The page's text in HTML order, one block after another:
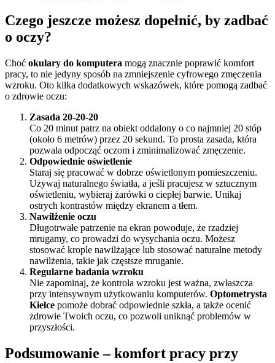
Czego jeszcze możesz dopełnić, by zadbać
o oczy?
Choć okulary do komputera mogą znacznie poprawić komfort
pracy, to nie jedyny sposób na zmniejszenie cyfrowego zmęczenia
wzroku. Oto kilka dodatkowych wskazówek, które pomogą zadbać
o zdrowie oczu:
Zasada 20-20-20
Co 20 minut patrz na obiekt oddalony o co najmniej 20 stóp
(około 6 metrów) przez 20 sekund. To prosta zasada, która
pozwala odpocząć oczom i zminimalizować zmęczenie.
Odpowiednie oświetlenie
Staraj się pracować w dobrze oświetlonym pomieszczeniu.
Używaj naturalnego światła, a jeśli pracujesz w sztucznym
oświetleniu, wybieraj żarówki o ciepłej barwie. Unikaj
ostrych kontrastów między ekranem a tłem.
Nawilżenie oczu
Długotrwałe patrzenie na ekran powoduje, że rzadziej
mrugamy, co prowadzi do wysychania oczu. Możesz
stosować krople nawilżające lub stosować naturalne metody
nawilżenia, takie jak częstsze mruganie.
Regularne badania wzroku
Nie zapominaj, że kontrola wzroku jest ważna, zwłaszcza
przy intensywnym użytkowaniu komputerów. Optometrysta
Kielce pomoże dobrać odpowiednie szkła, a także ocenić
zdrowie Twoich oczu, co pozwoli uniknąć problemów w
przyszłości.
Podsumowanie – komfort pracy przy